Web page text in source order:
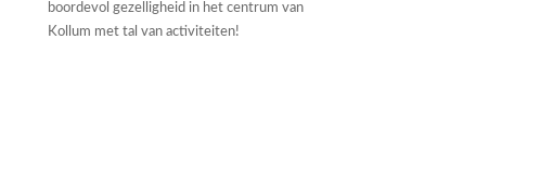
boordevol gezelligheid in het centrum van
Kollum met tal van activiteiten!